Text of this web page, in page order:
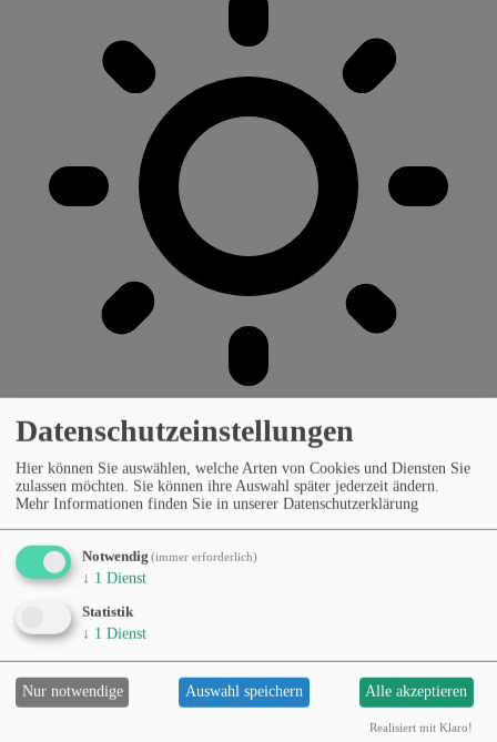
Datenschutzeinstellungen
Hier können Sie auswählen, welche Arten von Cookies und Diensten Sie
zulassen möchten. Sie können ihre Auswahl später jederzeit ändern.
Mehr Informationen finden Sie in unserer Datenschutzerklärung
Notwendig (immer erforderlich)
↓ 1 Dienst
Statistik
↓ 1 Dienst
Nur notwendige Auswahl speichern Alle akzeptieren
Realisiert mit Klaro!